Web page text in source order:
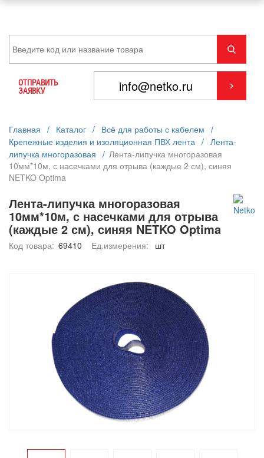
ОТПРАВИТЬ
ЗАЯВКУ
Главная / Каталог / Всё для работы с кабелем /
Крепежные изделия и изоляционная ПВХ лента / Лента-
липучка многоразовая / Лента-липучка многоразовая
10мм*10м, с насечками для отрыва (каждые 2 см), синяя
NETKO Optima
Лента-липучка многоразовая
10мм*10м, с насечками для отрыва
(каждые 2 см), синяя NETKO Optima
Код товара: 69410 Ед.измерения: шт